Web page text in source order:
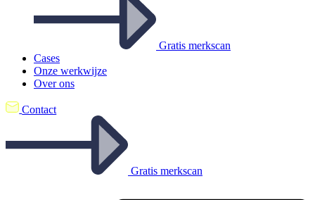
Gratis merkscan
Cases
Onze werkwijze
Over ons
Contact
Gratis merkscan